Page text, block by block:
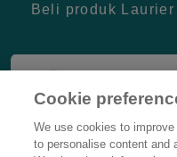
Beli produk
Cookie
We use cookies to
to personalise content and